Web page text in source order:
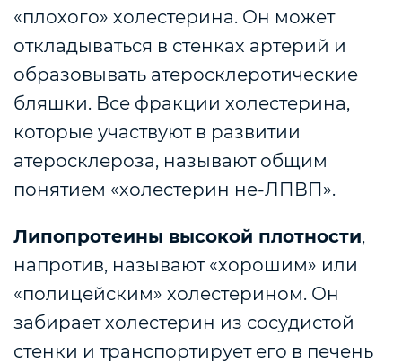
«плохого» холестерина. Он может
откладываться в стенках артерий и
образовывать атеросклеротические
бляшки. Все фракции холестерина,
которые участвуют в развитии
атеросклероза, называют общим
понятием «холестерин не-ЛПВП».
Липопротеины высокой плотности,
напротив, называют «хорошим» или
«полицейским» холестерином. Он
забирает холестерин из сосудистой
стенки и транспортирует его в печень